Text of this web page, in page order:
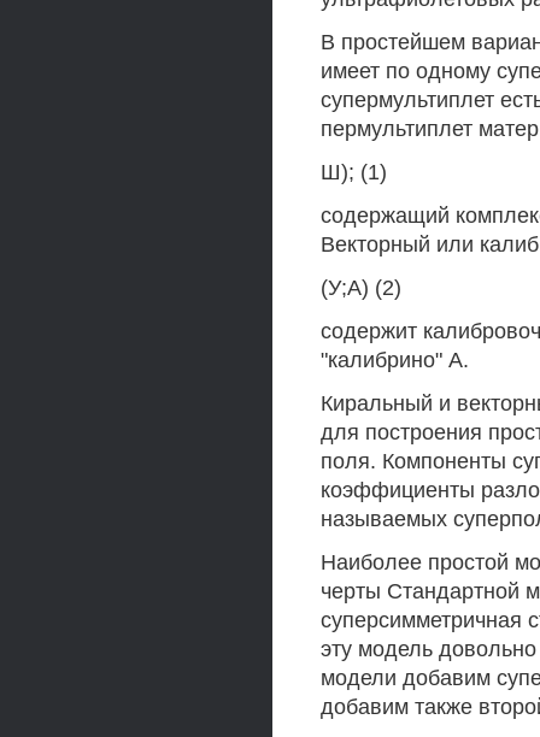
В простейшем
имеет по одному
супермультиплет
пермультиплет
Ш); (1)
содержащий
Векторный или
(У;А) (2)
содержит
"калибрино" А.
Киральный и
для построения
поля. Компоненты
коэффициенты
называемых
Наиболее простой
черты Стандартной
суперсимметричная
эту модель
модели добавим
добавим также